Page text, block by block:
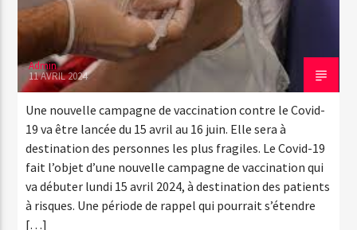
Admin
11 AVRIL 2024
Une nouvelle campagne de vaccination contre le Covid-
19 va être lancée du 15 avril au 16 juin. Elle sera à
destination des personnes les plus fragiles. Le Covid-19
fait l’objet d’une nouvelle campagne de vaccination qui
va débuter lundi 15 avril 2024, à destination des patients
à risques. Une période de rappel qui pourrait s’étendre
[…]